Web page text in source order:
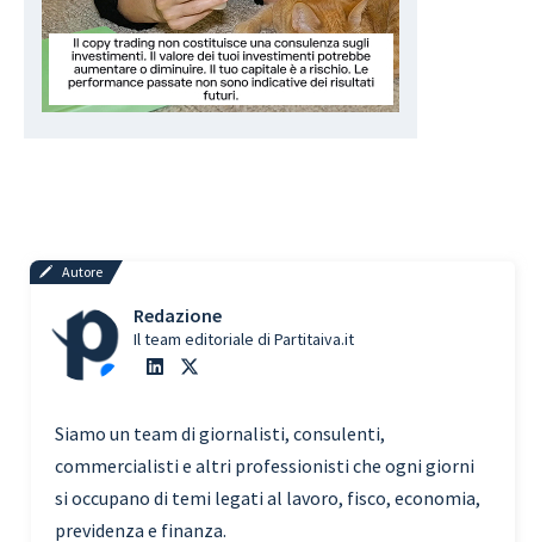
Autore
Redazione
Il team editoriale di Partitaiva.it
Siamo un team di giornalisti, consulenti,
commercialisti e altri professionisti che ogni giorni
si occupano di temi legati al lavoro, fisco, economia,
previdenza e finanza.